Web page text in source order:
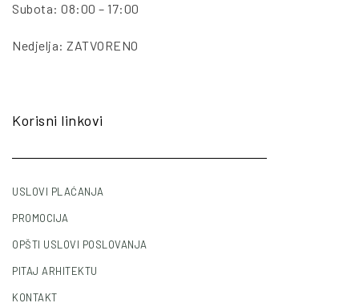
Subota: 08:00 – 17:00
Nedjelja: ZATVORENO
Korisni linkovi
USLOVI PLAĆANJA
PROMOCIJA
OPŠTI USLOVI POSLOVANJA
PITAJ ARHITEKTU
KONTAKT